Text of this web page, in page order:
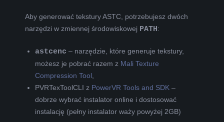
Aby generować tekstury ASTC, potrzebujesz dwóch
narzędzi w zmiennej środowiskowej PATH:
astcenc – narzędzie, które generuje tekstury,
możesz je pobrać razem z Mali Texture
Compression Tool
PVRTexToolCLI z PowerVR Tools and SDK –
dobrze wybrać instalator online i dostosować
instalację (pełny instalator waży powyżej 2GB)